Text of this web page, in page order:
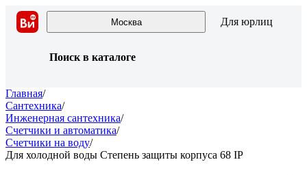
Москва Для юрлиц
Поиск в каталоге
Главная/
Сантехника/
Инженерная сантехника/
Счетчики и автоматика/
Счетчики на воду/
Для холодной воды Степень защиты корпуса 68 IP